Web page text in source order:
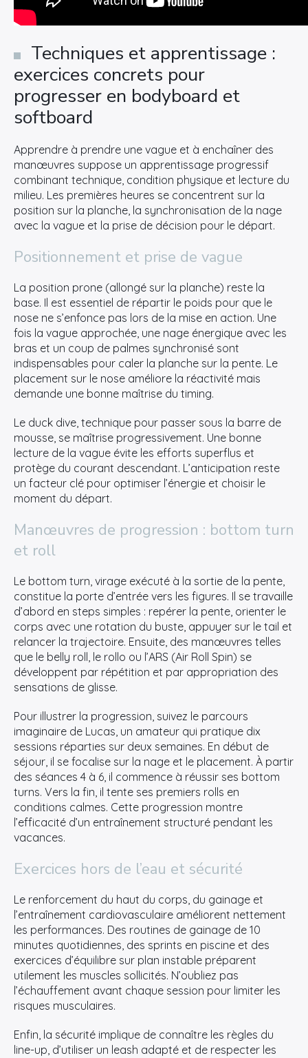
Techniques et apprentissage :
exercices concrets pour
progresser en bodyboard et
softboard
Apprendre à prendre une vague et à enchaîner des
manœuvres suppose un apprentissage progressif
combinant technique, condition physique et lecture du
milieu. Les premières heures se concentrent sur la
position sur la planche, la synchronisation de la nage
avec la vague et la prise de décision pour le départ.
Positionnement et prise de vague
La position prone (allongé sur la planche) reste la
base. Il est essentiel de répartir le poids pour que le
nose ne s’enfonce pas lors de la mise en action. Une
fois la vague approchée, une nage énergique avec les
bras et un coup de palmes synchronisé sont
indispensables pour caler la planche sur la pente. Le
placement sur le nose améliore la réactivité mais
demande une bonne maîtrise du timing.
Le duck dive, technique pour passer sous la barre de
mousse, se maîtrise progressivement. Une bonne
lecture de la vague évite les efforts superflus et
protège du courant descendant. L’anticipation reste
un facteur clé pour optimiser l’énergie et choisir le
moment du départ.
Manœuvres de progression : bottom turn
et roll
Le bottom turn, virage exécuté à la sortie de la pente,
constitue la porte d’entrée vers les figures. Il se travaille
d’abord en steps simples : repérer la pente, orienter le
corps avec une rotation du buste, appuyer sur le tail et
relancer la trajectoire. Ensuite, des manœuvres telles
que le belly roll, le rollo ou l’ARS (Air Roll Spin) se
développent par répétition et par appropriation des
sensations de glisse.
Pour illustrer la progression, suivez le parcours
imaginaire de Lucas, un amateur qui pratique dix
sessions réparties sur deux semaines. En début de
séjour, il se focalise sur la nage et le placement. À partir
des séances 4 à 6, il commence à réussir ses bottom
turns. Vers la fin, il tente ses premiers rolls en
conditions calmes. Cette progression montre
l’efficacité d’un entraînement structuré pendant les
vacances.
Exercices hors de l’eau et sécurité
Le renforcement du haut du corps, du gainage et
l’entraînement cardiovasculaire améliorent nettement
les performances. Des routines de gainage de 10
minutes quotidiennes, des sprints en piscine et des
exercices d’équilibre sur plan instable préparent
utilement les muscles sollicités. N’oubliez pas
l’échauffement avant chaque session pour limiter les
risques musculaires.
Enfin, la sécurité implique de connaître les règles du
line-up, d’utiliser un leash adapté et de respecter les